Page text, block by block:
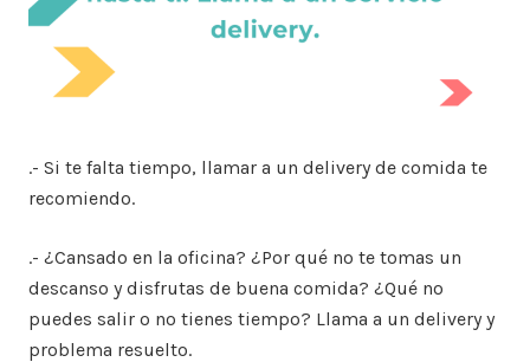
.- Si te falta tiempo, llamar a un delivery de comida te
recomiendo.
.- ¿Cansado en la oficina? ¿Por qué no te tomas un
descanso y disfrutas de buena comida? ¿Qué no
puedes salir o no tienes tiempo? Llama a un delivery y
problema resuelto.